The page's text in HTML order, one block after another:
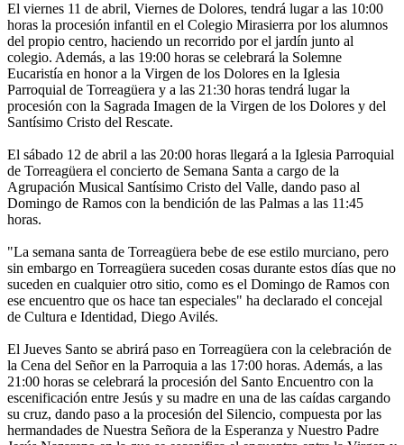
El viernes 11 de abril, Viernes de Dolores, tendrá lugar a las 10:00
horas la procesión infantil en el Colegio Mirasierra por los alumnos
del propio centro, haciendo un recorrido por el jardín junto al
colegio. Además, a las 19:00 horas se celebrará la Solemne
Eucaristía en honor a la Virgen de los Dolores en la Iglesia
Parroquial de Torreagüera y a las 21:30 horas tendrá lugar la
procesión con la Sagrada Imagen de la Virgen de los Dolores y del
Santísimo Cristo del Rescate.
El sábado 12 de abril a las 20:00 horas llegará a la Iglesia Parroquial
de Torreagüera el concierto de Semana Santa a cargo de la
Agrupación Musical Santísimo Cristo del Valle, dando paso al
Domingo de Ramos con la bendición de las Palmas a las 11:45
horas.
"La semana santa de Torreagüera bebe de ese estilo murciano, pero
sin embargo en Torreagüera suceden cosas durante estos días que no
suceden en cualquier otro sitio, como es el Domingo de Ramos con
ese encuentro que os hace tan especiales" ha declarado el concejal
de Cultura e Identidad, Diego Avilés.
El Jueves Santo se abrirá paso en Torreagüera con la celebración de
la Cena del Señor en la Parroquia a las 17:00 horas. Además, a las
21:00 horas se celebrará la procesión del Santo Encuentro con la
escenificación entre Jesús y su madre en una de las caídas cargando
su cruz, dando paso a la procesión del Silencio, compuesta por las
hermandades de Nuestra Señora de la Esperanza y Nuestro Padre